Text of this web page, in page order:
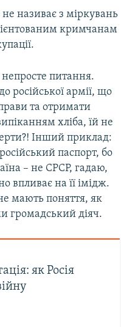
називає з міркувань
кримчанам
питання.
російської армії, що
та отримати
хліба, їй не
Інший приклад:
паспорт, бо
– не СРСР, гадаю,
впливає на її імідж.
мають поняття, як
громадський діяч.
як Росія